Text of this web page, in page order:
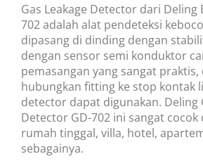
Gas Leakage Detector dari Deling
702 adalah alat pendeteksi
dipasang di dinding dengan
dengan sensor semi konduktor
pemasangan yang sangat praktis,
hubungkan fitting ke stop kontak
detector dapat digunakan. Deling
Detector GD-702 ini sangat cocok
rumah tinggal, villa, hotel,
sebagainya.